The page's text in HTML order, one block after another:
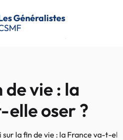
Généralistes
vie : la
oser ?
sur la fin de vie : la France va-t-